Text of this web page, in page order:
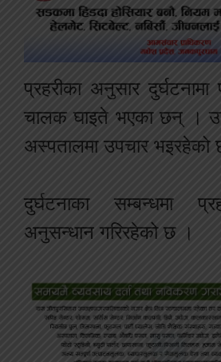
प्रहरीका अनुसार
चालक घाइते भएका छन् ।
अस्पतालमा उपचार भइरहेको
दुर्घटनाका सम्बन्धमा
अनुसन्धान गरिरहेको छ ।